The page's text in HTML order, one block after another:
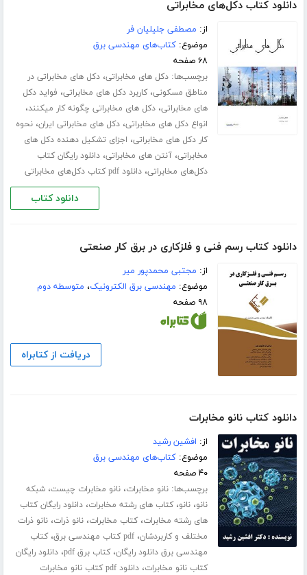
دانلود کتاب دکل‌های مخابراتی
از: مصطفی جلیلیان فر
موضوع:کتاب‌های مهندسی برق
۶۸ صفحه
برچسب‌ها:دکل های مخابراتی،دکل های مخابراتی در
مناطق مسکونی،کاربرد دکل های مخابراتی، فواید دکل
های مخابراتی،دکل های مخابراتی چگونه کار میکنند،
انواع دکل های مخابراتی،دکل های مخابراتی ایران،نحوه
کار دکل های مخابراتی، اجزای تشکیل دهنده دکل های
مخابراتی،آنتن های مخابراتی،دانلود رایگان کتاب
دکل‌های مخابراتی،دانلود pdf کتاب دکل‌های مخابراتی
دانلود کتاب
دانلود کتاب رسم فنی و فلزکاری در برق کار صنعتی
از: مجتبی محمدپور میر
موضوع: مهندسی برق الکترونیک، متوسطه دوم
۹۸ صفحه
دریافت از کتابراه
دانلود کتاب نانو مخابرات
از: افشین رشید
موضوع:کتاب‌های مهندسی برق
۴۰ صفحه
برچسب‌ها:نانو مخابرات،نانو مخابرات چیست،شبکه
نانو،نانو،کتاب های رشته مخابرات،دانلود رایگان کتاب
های رشته مخابرات،کتاب مخابرات،نانو ذرات،نانو ذرات
مختلف و کاربردشان،pdf کتاب مهندسی برق ،کتاب
مهندسی برق دانلود رایگان،کتاب برق pdf ،دانلود رایگان
کتاب نانو مخابرات،دانلود pdf کتاب نانو مخابرات